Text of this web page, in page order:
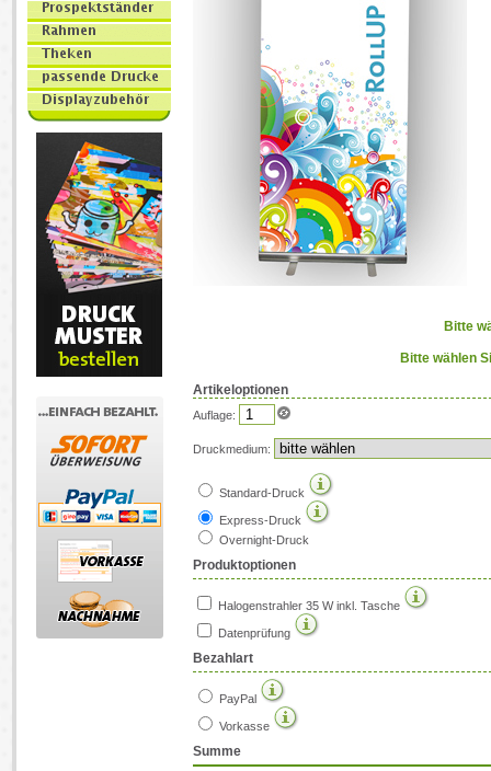
Bitte
Bitte wählen
Artikeloptionen
Auflage:
Druckmedium:
Standard-Druck
Express-Druck
Overnight-Druck
Produktoptionen
Halogenstrahler 35 W inkl. Tasche
Datenprüfung
Bezahlart
PayPal
Vorkasse
Summe